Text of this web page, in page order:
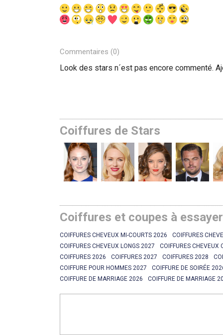
Commentaires (0)
Look des stars n´est pas encore commenté.
Coiffures de Stars
Coiffures et coupes à
COIFFURES CHEVEUX MI-COURTS 2026
COIFFURES
COIFFURES CHEVEUX LONGS 2027
COIFFURES CHEVEUX
COIFFURES 2026
COIFFURES 2027 COIFFURES 2028
COIFFURE POUR HOMMES 2027
COIFFURE DE SOIRÉE
COIFFURE DE MARRIAGE 2026
COIFFURE DE MARRIAGE